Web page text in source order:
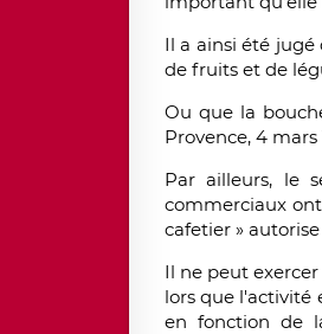
Il a ainsi été
de fruits et de
Ou que la
Provence, 4 mars
Par ailleurs, le
commerciaux
cafetier » autorise
Il ne peut
lors que l'activité
en fonction de